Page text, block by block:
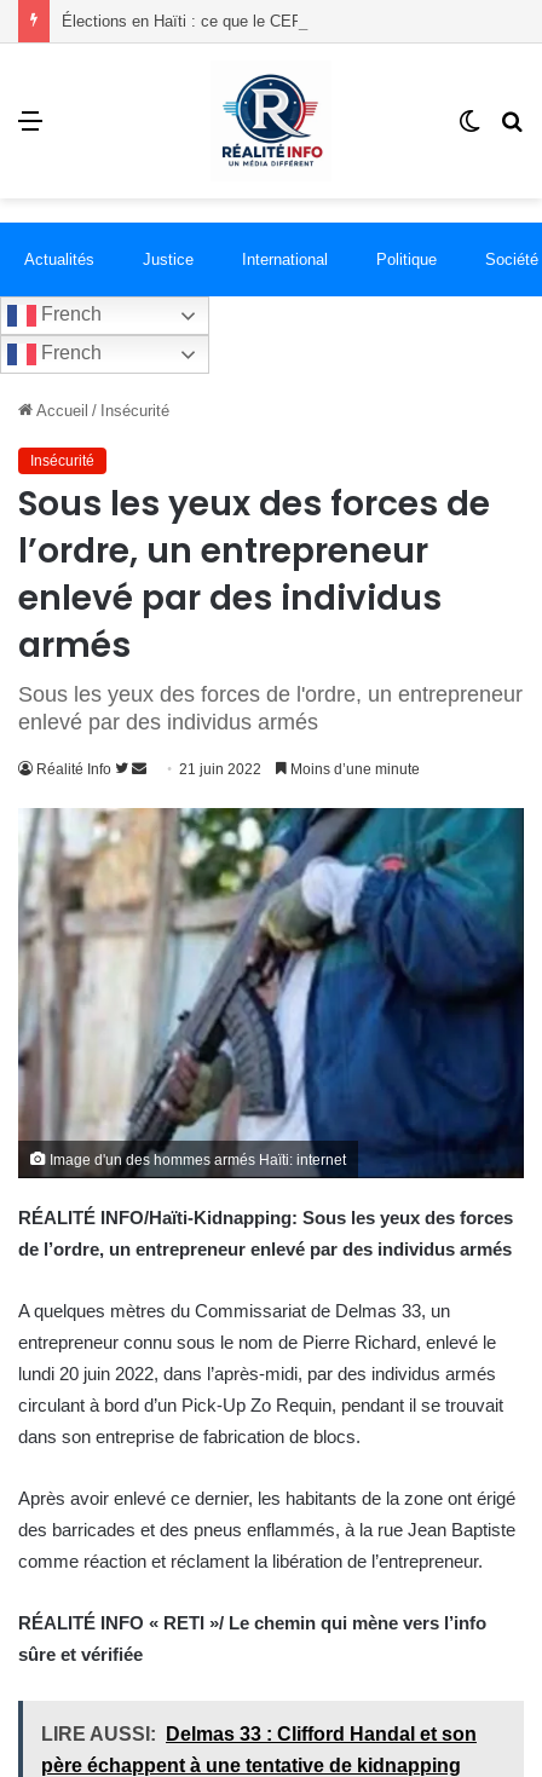
Menu
Switch
Actualités Justice International Politique Société
French
French
Accueil / Insécurité
Insécurité
Sous les yeux des forces de
l’ordre, un entrepreneur
enlevé par des individus
armés
Sous les yeux des forces de l'ordre, un entrepreneur
enlevé par des individus armés
Réalité Info
Suivre
Envoyer
courriel
21 juin 2022 Moins d’une minute
Image d'un des hommes armés Haïti: internet
RÉALITÉ INFO/Haïti-Kidnapping: Sous les yeux des forces
de l’ordre, un entrepreneur enlevé par des individus armés
A quelques mètres du Commissariat de Delmas 33, un
entrepreneur connu sous le nom de Pierre Richard, enlevé le
lundi 20 juin 2022, dans l’après-midi, par des individus armés
circulant à bord d’un Pick-Up Zo Requin, pendant il se trouvait
dans son entreprise de fabrication de blocs.
Après avoir enlevé ce dernier, les habitants de la zone ont érigé
des barricades et des pneus enflammés, à la rue Jean Baptiste
comme réaction et réclament la libération de l’entrepreneur.
RÉALITÉ INFO « RETI »/ Le chemin qui mène vers l’info
sûre et vérifiée
LIRE AUSSI:
Delmas 33 : Clifford Handal et son
père échappent à une tentative de kidnapping